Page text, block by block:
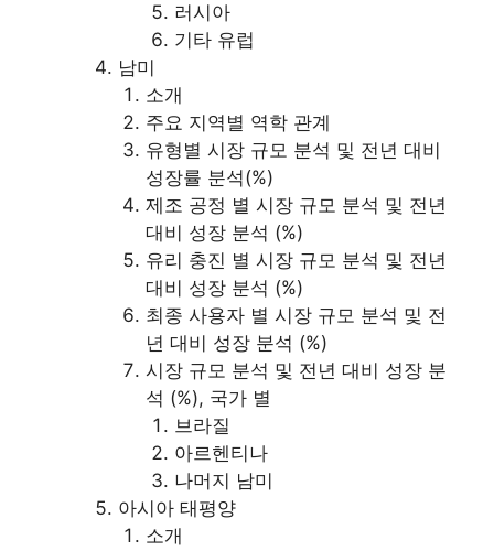
러시아
기타 유럽
남미
소개
주요 지역별 역학 관계
유형별 시장 규모 분석 및 전년 대비
성장률 분석(%)
제조 공정 별 시장 규모 분석 및 전년
대비 성장 분석 (%)
유리 충진 별 시장 규모 분석 및 전년
대비 성장 분석 (%)
최종 사용자 별 시장 규모 분석 및 전
년 대비 성장 분석 (%)
시장 규모 분석 및 전년 대비 성장 분
석 (%), 국가 별
브라질
아르헨티나
나머지 남미
아시아 태평양
소개